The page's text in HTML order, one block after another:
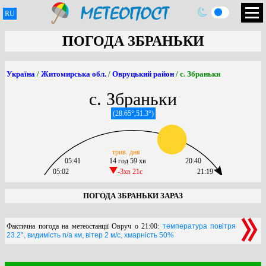
RU
ПОГОДА ЗБРАНЬКИ
Україна / Житомирська обл. / Овруцький район / с. Збраньки
с. Збраньки
(28.65°,51.3°)
05:02
05:41
14 год 59 хв
-3хв 21c
трив. дня
21:19
20:40
ПОГОДА ЗБРАНЬКИ ЗАРАЗ
Фактична погода на метеостанції Овруч о 21:00: температура повітря
23.2°, видимість n/a км, вітер 2 м/с, хмарність 50%